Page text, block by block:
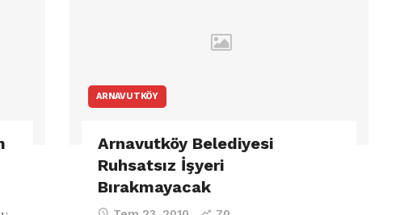
ARNAVUTKÖY
Arnavutköy Belediyesi
Ruhsatsız İşyeri
Bırakmayacak